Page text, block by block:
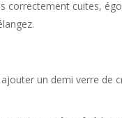
correctement cuites,
un demi verre de